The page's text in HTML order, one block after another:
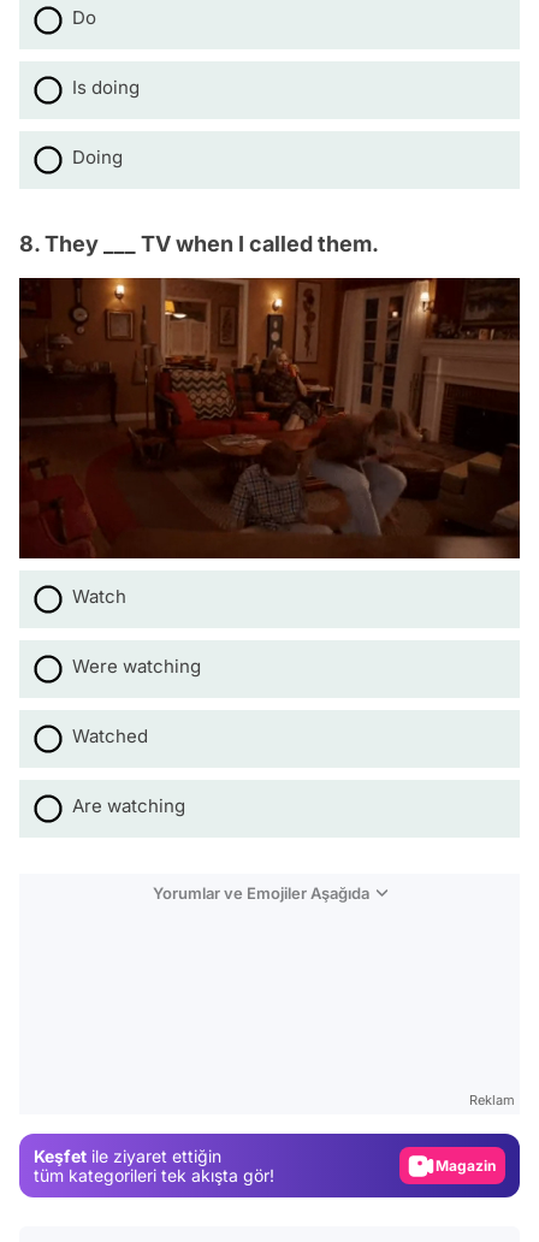
Do
Is doing
Doing
8. They ___ TV when I called them.
Watch
Were watching
Watched
Are watching
Yorumlar ve Emojiler Aşağıda
Reklam
Keşfet ile ziyaret ettiğin
tüm kategorileri tek akışta gör!
Video